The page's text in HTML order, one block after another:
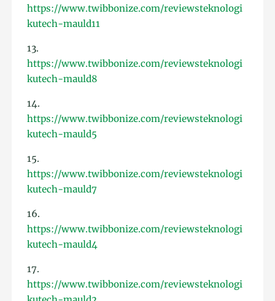
https://www.twibbonize.com/reviewsteknologi
kutech-mauld11
13.
https://www.twibbonize.com/reviewsteknologi
kutech-mauld8
14.
https://www.twibbonize.com/reviewsteknologi
kutech-mauld5
15.
https://www.twibbonize.com/reviewsteknologi
kutech-mauld7
16.
https://www.twibbonize.com/reviewsteknologi
kutech-mauld4
17.
https://www.twibbonize.com/reviewsteknologi